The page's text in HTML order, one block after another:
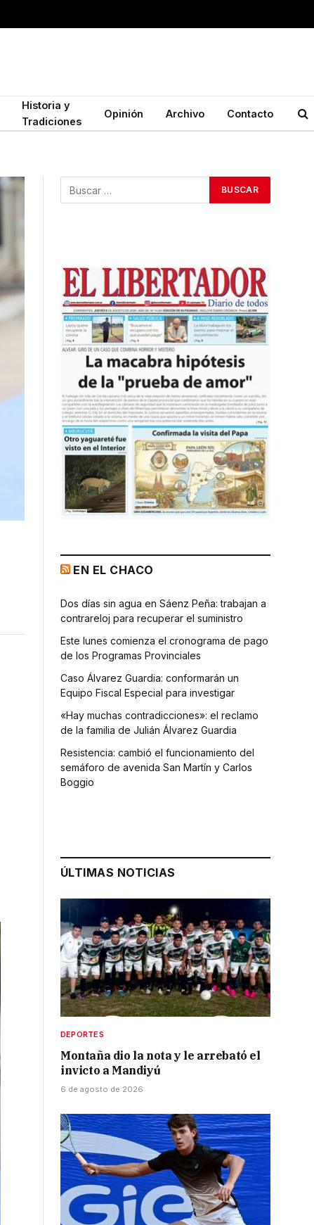
Historia y
Tradiciones
Opinión Archivo Contacto
EN EL CHACO
Dos días sin agua en Sáenz Peña: trabajan a
contrareloj para recuperar el suministro
Este lunes comienza el cronograma de pago
de los Programas Provinciales
Caso Álvarez Guardia: conformarán un
Equipo Fiscal Especial para investigar
«Hay muchas contradicciones»: el reclamo
de la familia de Julián Álvarez Guardia
Resistencia: cambió el funcionamiento del
semáforo de avenida San Martín y Carlos
Boggio
ÚLTIMAS NOTICIAS
DEPORTES
Montaña dio la nota y le arrebató el
invicto a Mandiyú
6 de agosto de 2026